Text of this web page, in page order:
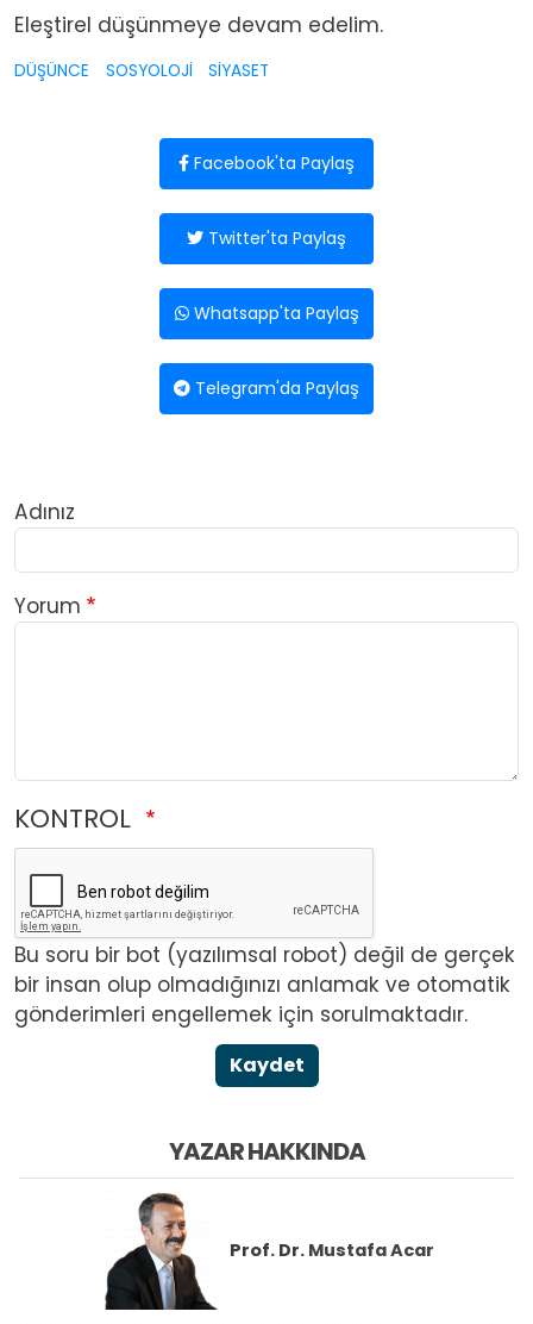
Eleştirel düşünmeye devam edelim.
DÜŞÜNCE SOSYOLOJİ SİYASET
Facebook'ta Paylaş
Twitter'ta Paylaş
Whatsapp'ta Paylaş
Telegram'da Paylaş
Adınız
Yorum
KONTROL
Bu soru bir bot (yazılımsal robot) değil de gerçek
bir insan olup olmadığınızı anlamak ve otomatik
gönderimleri engellemek için sorulmaktadır.
Kaydet
YAZAR HAKKINDA
Prof. Dr. Mustafa Acar